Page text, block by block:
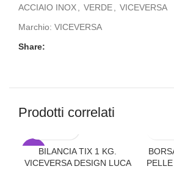
ACCIAIO INOX
VERDE
VICEVERSA
Marchio: VICEVERSA
Share:
Prodotti correlati
-43%BILANCIA TIX 1 KG.
VICEVERSA DESIGN LUCA